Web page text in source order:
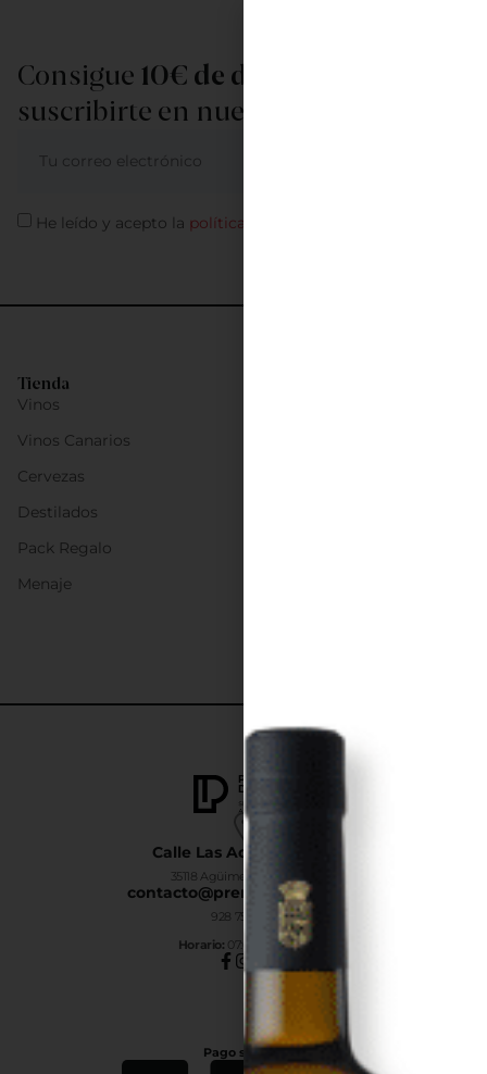
Calle Las Adelfas Nº6-B
35118 Agüimes, Las Palmas
contacto@premiumdrinks.es
928 754 363
Horario: 07:00h a 15:00h
Pago seguro
Tienda
Vinos
Vinos Canarios
Cervezas
Destilados
Pack Regalo
Menaje
Consigue 10€ de descuento
suscribirte en nuestra newsletter
He leído y acepto la política de privacidad